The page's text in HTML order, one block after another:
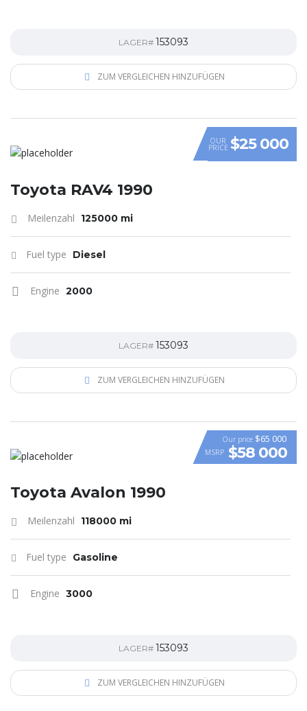
LAGER# 153093
ZUM VERGLEICHEN HINZUFÜGEN
OUR
PRICE $25 000
Toyota RAV4 1990
Meilenzahl 125000 mi
Fuel type Diesel
Engine 2000
LAGER# 153093
ZUM VERGLEICHEN HINZUFÜGEN
VIDEO
Our price $65 000
MSRP $58 000
Toyota Avalon 1990
Meilenzahl 118000 mi
Fuel type Gasoline
Engine 3000
LAGER# 153093
ZUM VERGLEICHEN HINZUFÜGEN